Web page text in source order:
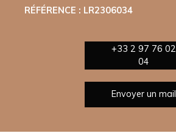
RÉFÉRENCE : LR2306034
+33 2 97 76 02
04
Envoyer un mail